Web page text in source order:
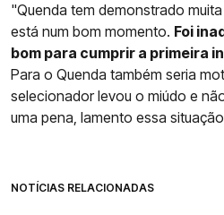
"Quenda tem demonstrado
está num bom momento. Foi
bom para cumprir a primeira
Para o Quenda também seria
selecionador levou o miúdo e
uma pena, lamento essa
NOTÍCIAS RELACIONADAS